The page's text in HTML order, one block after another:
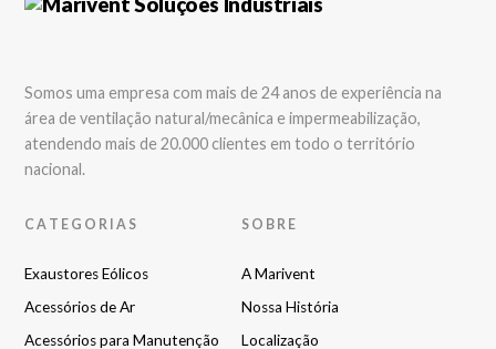
Somos uma empresa com mais de 24 anos de experiência na
área de ventilação natural/mecânica e impermeabilização,
atendendo mais de 20.000 clientes em todo o território
nacional.
CATEGORIAS
Exaustores Eólicos
Acessórios de Ar
Acessórios para Manutenção
SOBRE
A Marivent
Nossa História
Localização